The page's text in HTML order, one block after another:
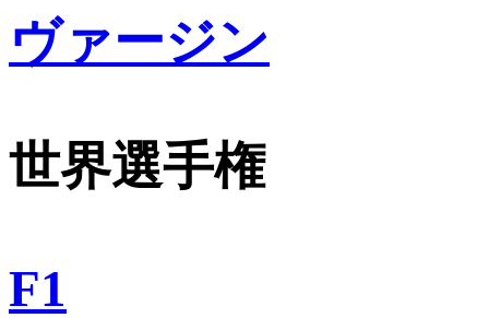
ヴァージン
世界選手権
F1